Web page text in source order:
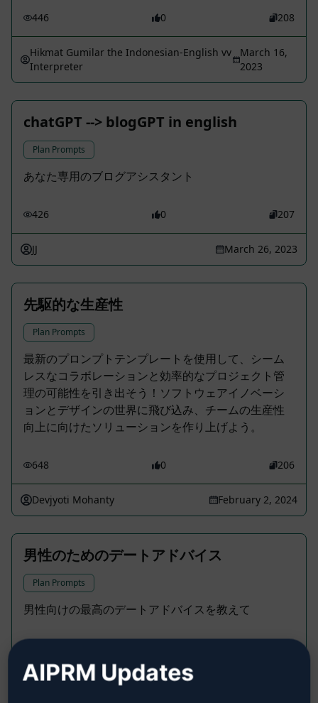
446 0 208
Hikmat Gumilar the Indonesian-English vv
Interpreter
March 16,
2023
chatGPT --> blogGPT in english
Plan Prompts
あなた専用のブログアシスタント
426 0 207
JJ March 26, 2023
先駆的な生産性
Plan Prompts
最新のプロンプトテンプレートを使用して、シーム
レスなコラボレーションと効率的なプロジェクト管
理の可能性を引き出そう！ソフトウェアイノベーシ
ョンとデザインの世界に飛び込み、チームの生産性
向上に向けたソリューションを作り上げよう。
648 0 206
Devjyoti Mohanty February 2, 2024
男性のためのデートアドバイス
Plan Prompts
男性向けの最高のデートアドバイスを教えて
Menclarity for MEN
AIPRM Updates